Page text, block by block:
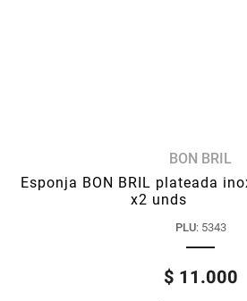
BON BRIL
Esponja BON BRIL plateada
x2 unds
PLU: 5343
$ 11.000